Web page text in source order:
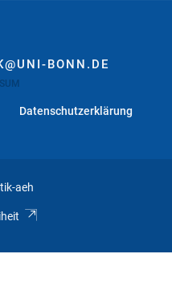
BONN.DE
Datenschutzerklärung
aeh